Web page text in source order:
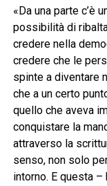
«Da una parte c’è
possibilità di
credere nella
credere che le
spinte a diventare
che a un certo
quello che aveva
conquistare la
attraverso la
senso, non solo
intorno. E questa –